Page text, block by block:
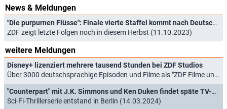
News & Meldungen
"Die purpurnen Flüsse": Finale vierte Staffel kommt nach Deutschland
ZDF zeigt letzte Folgen noch in diesem Herbst (11.10.2023)
weitere Meldungen
Disney+ lizenziert mehrere tausend Stunden bei ZDF Studios
Über 3000 deutschsprachige Episoden und Filme als "ZDF Filme und Serien" (25.08.2025)
"Counterpart" mit J.K. Simmons und Ken Duken findet späte TV-Premiere
Sci-Fi-Thrillerserie entstand in Berlin (14.03.2024)